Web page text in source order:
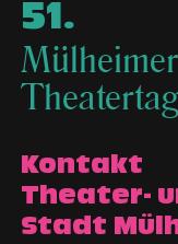
51.
Mülheimer
Kontakt
Theater-
Stadt